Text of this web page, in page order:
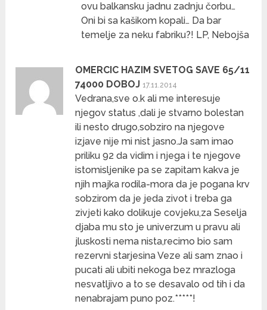
ovu balkansku jadnu zadnju čorbu…
Oni bi sa kašikom kopali… Da bar
temelje za neku fabriku?! LP, Nebojša
OMERCIC HAZIM SVETOG SAVE 65/11
74000 DOBOJ 17.11.2014
Vedrana,sve o.k ali me interesuje
njegov status ,dali je stvarno bolestan
ili nesto drugo,sobziro na njegove
izjave nije mi nist jasno.Ja sam imao
priliku 92 da vidim i njega i te njegove
istomisljenike pa se zapitam kakva je
njih majka rodila-mora da je pogana krv
sobzirom da je jeda zivot i treba ga
zivjeti kako dolikuje covjeku,za Seselja
djaba mu sto je univerzum u pravu ali
jluskosti nema nista,recimo bio sam
rezervni starjesina Veze ali sam znao i
pucati ali ubiti nekoga bez mrazloga
nesvatljivo a to se desavalo od tih i da
nenabrajam puno poz.*****!